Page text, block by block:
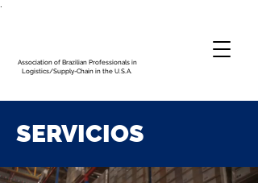
Association of Brazilian Professionals in
Logistics/Supply-Chain in the U.S.A.
SERVICIOS